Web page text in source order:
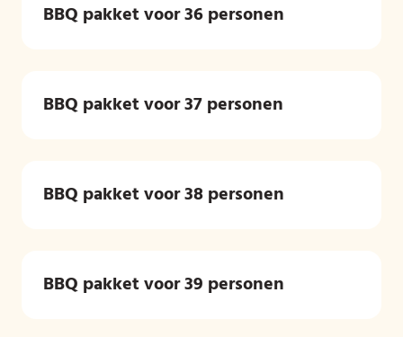
BBQ pakket voor 36 personen
BBQ pakket voor 37 personen
BBQ pakket voor 38 personen
BBQ pakket voor 39 personen